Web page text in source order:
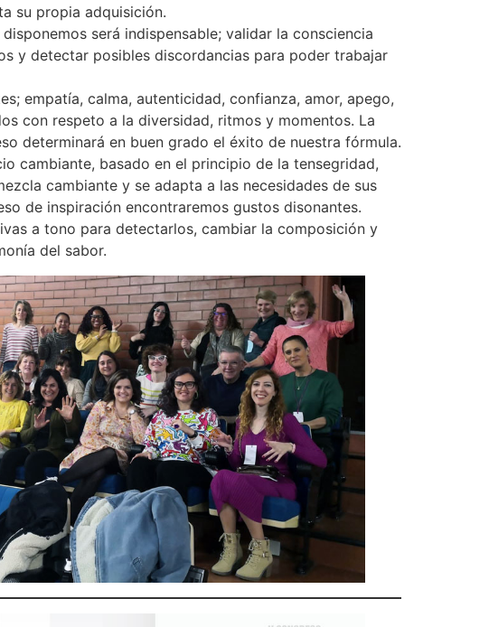
su propia adquisición.
será indispensable; validar la consciencia
y detectar posibles discordancias para poder trabajar
empatía, calma, autenticidad, confianza, amor, apego,
con respeto a la diversidad, ritmos y momentos. La
determinará en buen grado el éxito de nuestra fórmula.
cambiante, basado en el principio de la tensegridad,
cambiante y se adapta a las necesidades de sus
de inspiración encontraremos gustos disonantes.
a tono para detectarlos, cambiar la composición y
del sabor.